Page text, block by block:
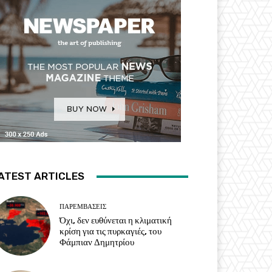
ARTICLES
ΠΑΡΕΜΒΑΣΕΙΣ
Όχι, δεν ευθύνεται η κλιματική
κρίση για τις πυρκαγιές, του
Φάμπιαν Δημητρίου